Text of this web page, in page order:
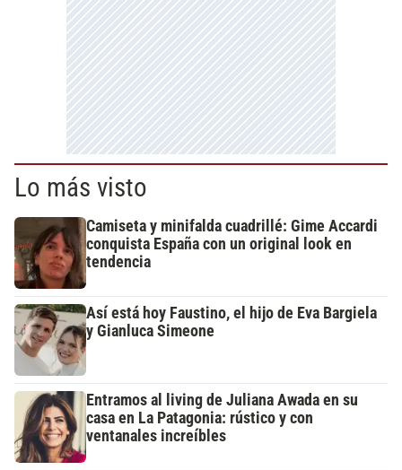
Lo más visto
Camiseta y minifalda cuadrillé: Gime Accardi
conquista España con un original look en
tendencia
Así está hoy Faustino, el hijo de Eva Bargiela
y Gianluca Simeone
Entramos al living de Juliana Awada en su
casa en La Patagonia: rústico y con
ventanales increíbles